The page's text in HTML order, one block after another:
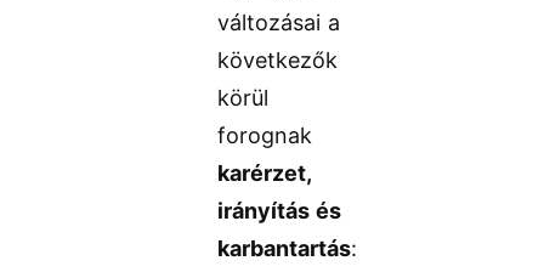
változásai a
következők
körül
forognak
karérzet,
irányítás és
karbantartás: